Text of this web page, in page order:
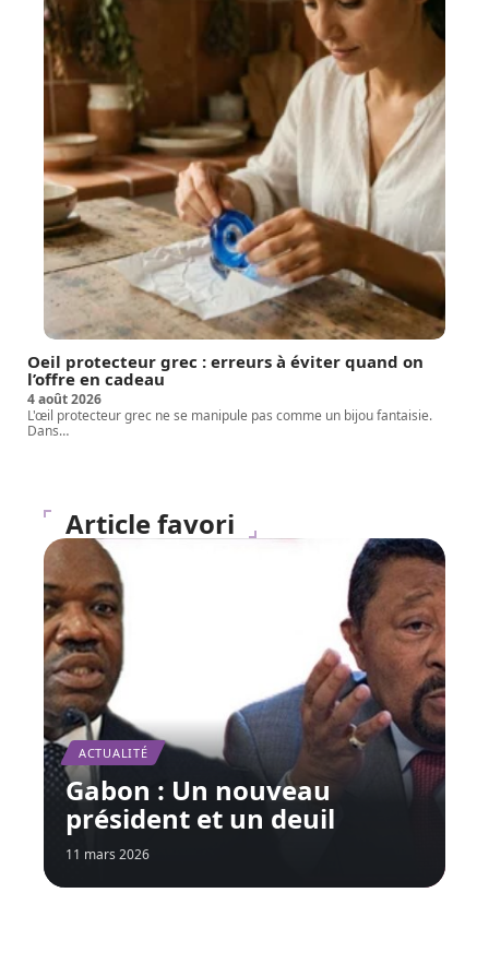
Oeil protecteur grec : erreurs à éviter quand on
l’offre en cadeau
4 août 2026
L'œil protecteur grec ne se manipule pas comme un bijou fantaisie.
Dans…
Article favori
ACTUALITÉ
Gabon : Un nouveau
président et un deuil
11 mars 2026